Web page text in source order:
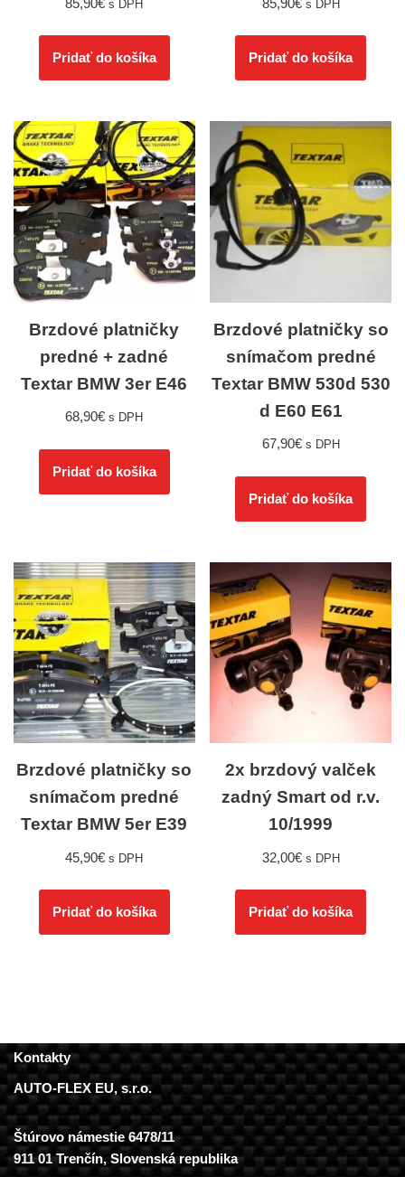
s DPH
Pridať do košíka
s DPH
Pridať do košíka
Brzdové platničky
predné + zadné
Textar BMW 3er E46
68,90€ s DPH
Pridať do košíka
Brzdové platničky so
snímačom predné
Textar BMW 530d 530
d E60 E61
67,90€ s DPH
Pridať do košíka
Brzdové platničky so
snímačom predné
Textar BMW 5er E39
45,90€ s DPH
Pridať do košíka
2x brzdový valček
zadný Smart od r.v.
10/1999
32,00€ s DPH
Pridať do košíka
Kontakty
AUTO-FLEX EU, s.r.o.
Štúrovo námestie 6478/11
911 01 Trenčín, Slovenská republika